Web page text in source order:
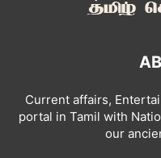
Current affairs,
portal in Tamil with
our